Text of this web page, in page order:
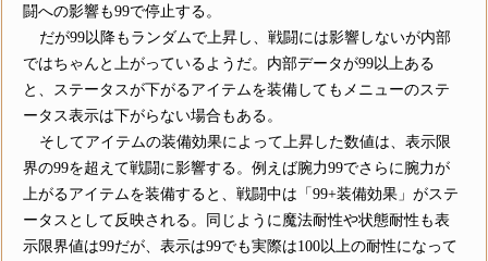
闘への影響も99で停止する。
だが99以降もランダムで上昇し、戦闘には影響しないが内部
ではちゃんと上がっているようだ。内部データが99以上ある
と、ステータスが下がるアイテムを装備してもメニューのステ
ータス表示は下がらない場合もある。
そしてアイテムの装備効果によって上昇した数値は、表示限
界の99を超えて戦闘に影響する。例えば腕力99でさらに腕力が
上がるアイテムを装備すると、戦闘中は「99+装備効果」がステ
ータスとして反映される。同じように魔法耐性や状態耐性も表
示限界値は99だが、表示は99でも実際は100以上の耐性になって